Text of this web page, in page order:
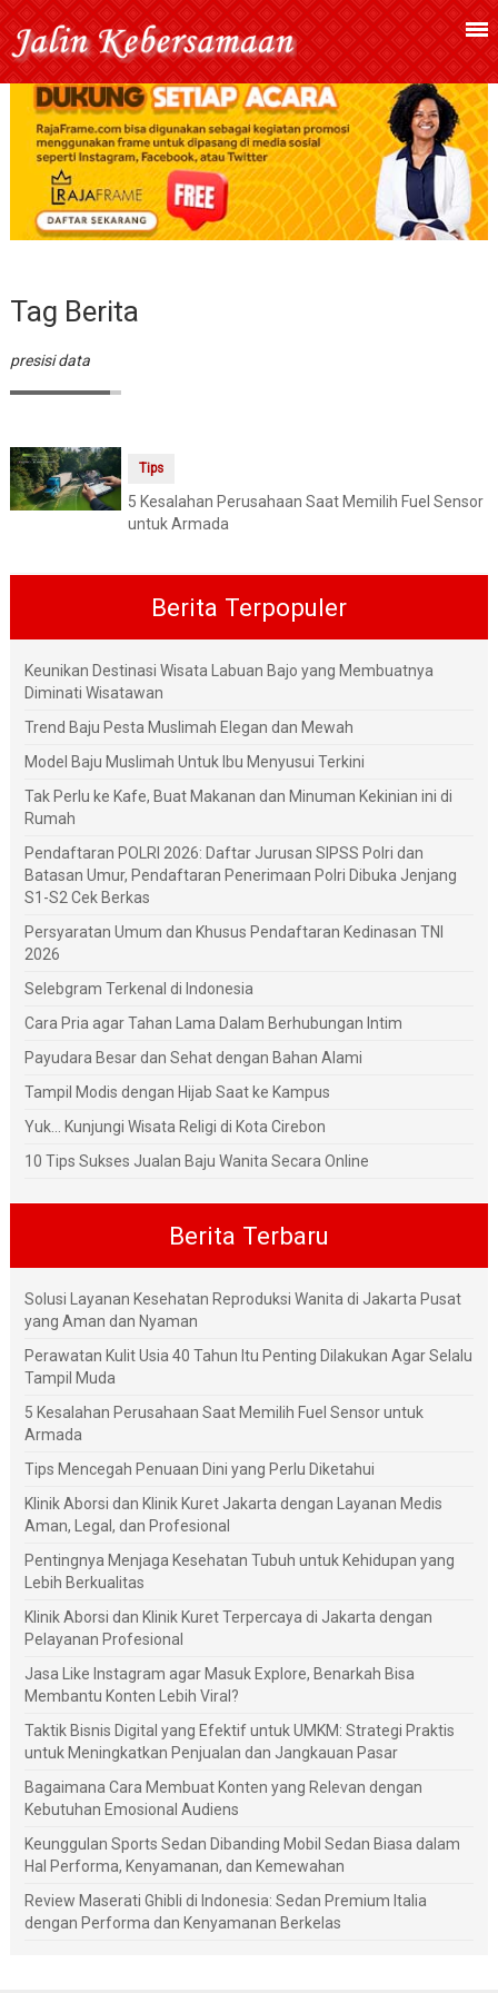
Tag Berita
presisi data
Tips
5 Kesalahan Perusahaan Saat Memilih Fuel Sensor
untuk Armada
Berita Terpopuler
Keunikan Destinasi Wisata Labuan Bajo yang Membuatnya
Diminati Wisatawan
Trend Baju Pesta Muslimah Elegan dan Mewah
Model Baju Muslimah Untuk Ibu Menyusui Terkini
Tak Perlu ke Kafe, Buat Makanan dan Minuman Kekinian ini di
Rumah
Pendaftaran POLRI 2026: Daftar Jurusan SIPSS Polri dan
Batasan Umur, Pendaftaran Penerimaan Polri Dibuka Jenjang
S1-S2 Cek Berkas
Persyaratan Umum dan Khusus Pendaftaran Kedinasan TNI
2026
Selebgram Terkenal di Indonesia
Cara Pria agar Tahan Lama Dalam Berhubungan Intim
Payudara Besar dan Sehat dengan Bahan Alami
Tampil Modis dengan Hijab Saat ke Kampus
Yuk... Kunjungi Wisata Religi di Kota Cirebon
10 Tips Sukses Jualan Baju Wanita Secara Online
Berita Terbaru
Solusi Layanan Kesehatan Reproduksi Wanita di Jakarta Pusat
yang Aman dan Nyaman
Perawatan Kulit Usia 40 Tahun Itu Penting Dilakukan Agar Selalu
Tampil Muda
5 Kesalahan Perusahaan Saat Memilih Fuel Sensor untuk
Armada
Tips Mencegah Penuaan Dini yang Perlu Diketahui
Klinik Aborsi dan Klinik Kuret Jakarta dengan Layanan Medis
Aman, Legal, dan Profesional
Pentingnya Menjaga Kesehatan Tubuh untuk Kehidupan yang
Lebih Berkualitas
Klinik Aborsi dan Klinik Kuret Terpercaya di Jakarta dengan
Pelayanan Profesional
Jasa Like Instagram agar Masuk Explore, Benarkah Bisa
Membantu Konten Lebih Viral?
Taktik Bisnis Digital yang Efektif untuk UMKM: Strategi Praktis
untuk Meningkatkan Penjualan dan Jangkauan Pasar
Bagaimana Cara Membuat Konten yang Relevan dengan
Kebutuhan Emosional Audiens
Keunggulan Sports Sedan Dibanding Mobil Sedan Biasa dalam
Hal Performa, Kenyamanan, dan Kemewahan
Review Maserati Ghibli di Indonesia: Sedan Premium Italia
dengan Performa dan Kenyamanan Berkelas